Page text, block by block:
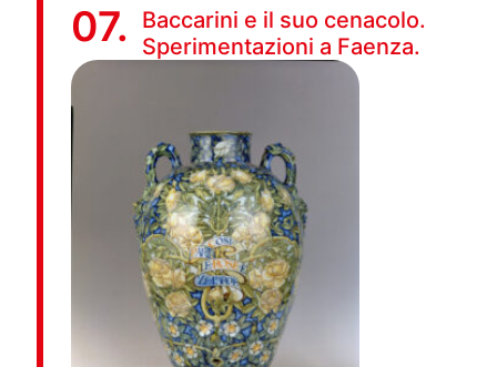
07.
Baccarini e il suo cenacolo.
Sperimentazioni a Faenza.